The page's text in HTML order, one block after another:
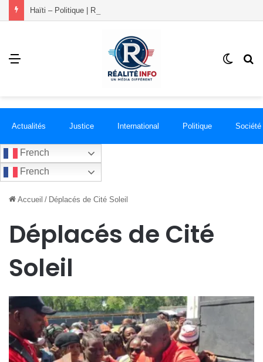
Menu
Switch
Actualités Justice International Politique Société
French
French
Accueil / Déplacés de Cité Soleil
Déplacés de Cité
Soleil